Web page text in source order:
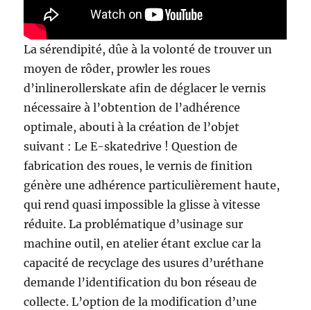
La sérendipité, dûe à la volonté de trouver un
moyen de rôder, prowler les roues
d’inlinerollerskate afin de déglacer le vernis
nécessaire à l’obtention de l’adhérence
optimale, abouti à la création de l’objet
suivant : Le E-skatedrive ! Question de
fabrication des roues, le vernis de finition
génère une adhérence particulièrement haute,
qui rend quasi impossible la glisse à vitesse
réduite. La problématique d’usinage sur
machine outil, en atelier étant exclue car la
capacité de recyclage des usures d’uréthane
demande l’identification du bon réseau de
collecte. L’option de la modification d’une